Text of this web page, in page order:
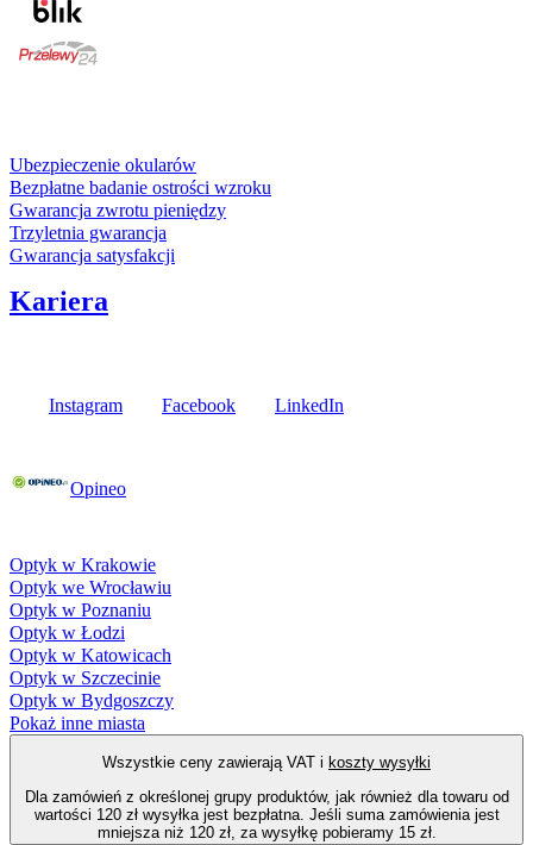
Ubezpieczenie okularów
Bezpłatne badanie ostrości wzroku
Gwarancja zwrotu pieniędzy
Trzyletnia gwarancja
Gwarancja satysfakcji
Kariera
Instagram Facebook LinkedIn
Opineo
Optyk w Krakowie
Optyk we Wrocławiu
Optyk w Poznaniu
Optyk w Łodzi
Optyk w Katowicach
Optyk w Szczecinie
Optyk w Bydgoszczy
Pokaż inne miasta
Wszystkie ceny zawierają VAT i koszty wysyłki
Dla zamówień z określonej grupy produktów, jak również dla towaru od
wartości 120 zł wysyłka jest bezpłatna. Jeśli suma zamówienia jest
mniejsza niż 120 zł, za wysyłkę pobieramy 15 zł.